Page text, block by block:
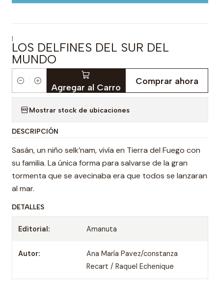
|
LOS DELFINES DEL SUR DEL
MUNDO
Cantidad Agregar al Carro
Comprar ahora
Mostrar stock de ubicaciones
DESCRIPCIÓN
Sasán, un niño selk’nam, vivía en Tierra del Fuego con
su familia. La única forma para salvarse de la gran
tormenta que se avecinaba era que todos se lanzaran
al mar.
DETALLES
Editorial: Amanuta
Autor:
Ana María Pavez/constanza
Recart / Raquel Echenique